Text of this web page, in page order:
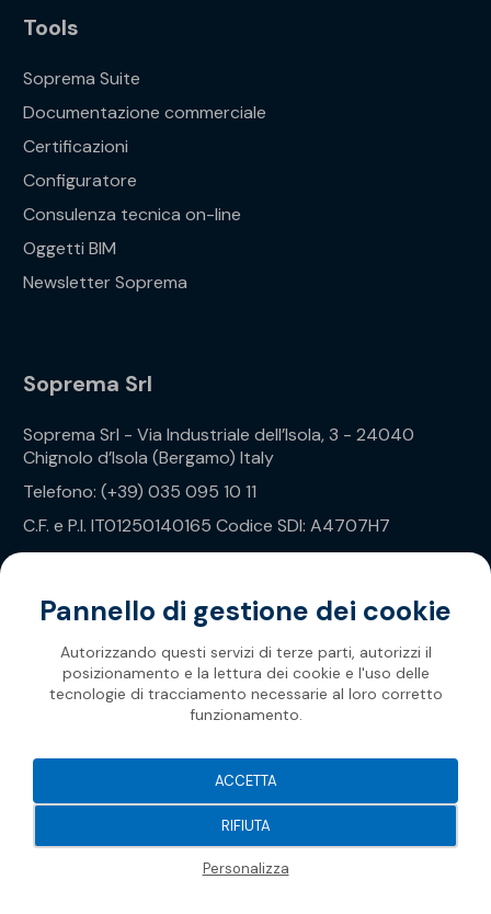
Tools
Soprema Suite
Documentazione commerciale
Certificazioni
Configuratore
Consulenza tecnica on-line
Oggetti BIM
Newsletter Soprema
Soprema Srl
Soprema Srl - Via Industriale dell’Isola, 3 - 24040
Chignolo d’Isola (Bergamo) Italy
Telefono: (+39) 035 095 10 11
C.F. e P.I. IT01250140165 Codice SDI: A4707H7
Privacy Policy
Soprema 2026
Pannello di gestione dei cookie
Autorizzando questi servizi di terze parti, autorizzi il
posizionamento e la lettura dei cookie e l'uso delle
tecnologie di tracciamento necessarie al loro corretto
funzionamento.
RIFIUTA
Personalizza
ACCETTA